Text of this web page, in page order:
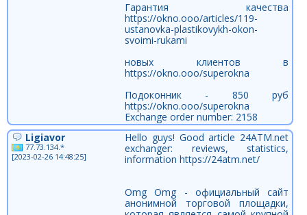
Гарантия качества
https://okno.ooo/articles/119-
ustanovka-plastikovykh-okon-
svoimi-rukami
новых клиентов в
https://okno.ooo/superokna
Подоконник - 850 руб
https://okno.ooo/superokna
Exchange order number: 2158
Ligiavor
77.73.134.*
[2023-02-26 14:48:25]
Hello guys! Good article 24ATM.net
exchanger: reviews, statistics,
information https://24atm.net/
Omg Omg - официальный сайт
анонимной торговой площадки,